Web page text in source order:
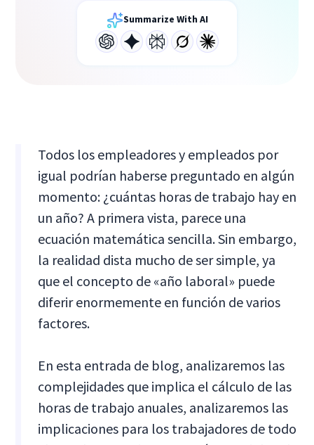
Summarize With AI
Todos los empleadores y empleados por
igual podrían haberse preguntado en algún
momento: ¿cuántas horas de trabajo hay en
un año? A primera vista, parece una
ecuación matemática sencilla. Sin embargo,
la realidad dista mucho de ser simple, ya
que el concepto de «año laboral» puede
diferir enormemente en función de varios
factores.
En esta entrada de blog, analizaremos las
complejidades que implica el cálculo de las
horas de trabajo anuales, analizaremos las
implicaciones para los trabajadores de todo